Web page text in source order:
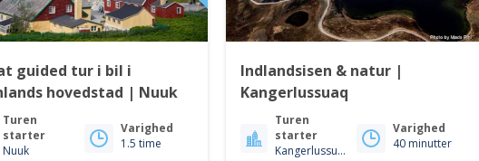
guided tur i bil i
hovedstad | Nuuk
Turen
starter
Nuuk
Varighed
1.5 time
Indlandsisen & natur |
Kangerlussuaq
Turen
starter
Kangerlussuaq
Varighed
40 minutter